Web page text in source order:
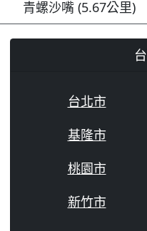
青螺沙嘴 (5.67公里)
台北市
基隆市
桃園市
新竹市